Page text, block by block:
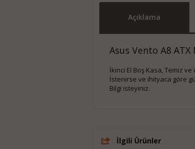
Açıklama
Asus Vento A8 ATX
İkinci El Boş Kasa, Temiz
İstenirse ve ihityaca göre
Bilgi isteyiniz.
İlgili Ürünler